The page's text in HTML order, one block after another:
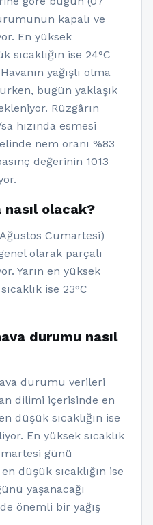
kapalı ve
En yüksek
sıcaklığın ise 24°C
yağışlı olma
bugün yaklaşık
Rüzgârın
hızında esmesi
nem oranı %83
değerinin 1013
nasıl olacak?
Cumartesi)
olarak parçalı
Yarın en yüksek
ise 23°C
durumu nasıl
durumu verileri
dilimi içerisinde en
düşük sıcaklığın ise
En yüksek sıcaklık
günü
düşük sıcaklığın ise
yaşanacağı
önemli bir yağış